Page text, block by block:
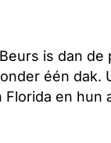
is dan de
één dak.
en hun